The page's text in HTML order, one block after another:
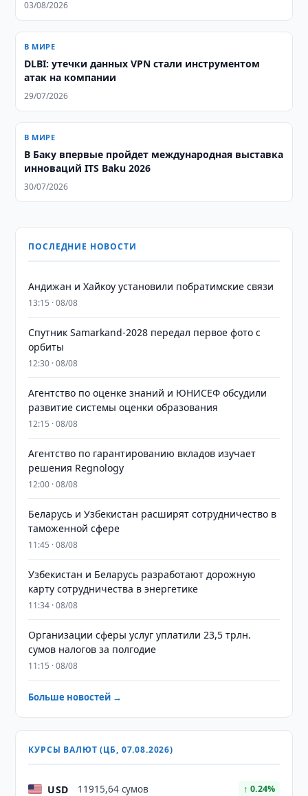
03/08/2026
В МИРЕ
DLBI: утечки данных VPN стали инструментом
атак на компании
29/07/2026
В МИРЕ
В Баку впервые пройдет международная выставка
инноваций ITS Baku 2026
30/07/2026
ПОСЛЕДНИЕ НОВОСТИ
Андижан и Хайкоу установили побратимские связи
13:15 · 08/08
Спутник Samarkand-2028 передал первое фото с
орбиты
12:30 · 08/08
Агентство по оценке знаний и ЮНИСЕФ обсудили
развитие системы оценки образования
12:15 · 08/08
Агентство по гарантированию вкладов изучает
решения Regnology
12:00 · 08/08
Беларусь и Узбекистан расширят сотрудничество в
таможенной сфере
11:45 · 08/08
Узбекистан и Беларусь разработают дорожную
карту сотрудничества в энергетике
11:34 · 08/08
Организации сферы услуг уплатили 23,5 трлн.
сумов налогов за полгодие
11:15 · 08/08
Больше новостей →
КУРСЫ ВАЛЮТ (ЦБ, 07.08.2026)
USD 11915,64 сумов ↑ 0.24%